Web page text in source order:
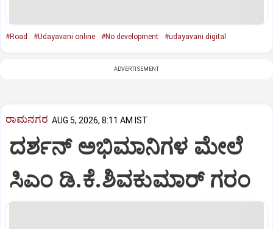
#Road #Udayavani online #No development #udayavani digital
ADVERTISEMENT
ರಾಮನಗರ AUG 5, 2026, 8:11 AM IST
ದರ್ಶನ್ ಅಭಿಮಾನಿಗಳ ಮೇಲೆ
ಸಿಎಂ ಡಿ.ಕೆ.ಶಿವಕುಮಾರ್ ಗರಂ